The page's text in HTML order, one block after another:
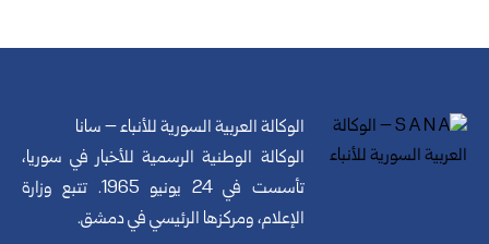
الوكالة العربية السورية للأنباء – سانا
الوكالة الوطنية الرسمية للأخبار في سوريا،
تأسست في 24 يونيو 1965. تتبع وزارة
الإعلام، ومركزها الرئيسي في دمشق.